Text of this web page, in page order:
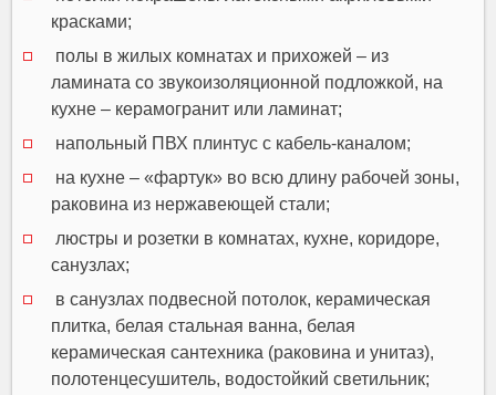
красками;
полы в жилых комнатах и прихожей – из
ламината со звукоизоляционной подложкой, на
кухне – керамогранит или ламинат;
напольный ПВХ плинтус с кабель-каналом;
на кухне – «фартук» во всю длину рабочей зоны,
раковина из нержавеющей стали;
люстры и розетки в комнатах, кухне, коридоре,
санузлах;
в санузлах подвесной потолок, керамическая
плитка, белая стальная ванна, белая
керамическая сантехника (раковина и унитаз),
полотенцесушитель, водостойкий светильник;